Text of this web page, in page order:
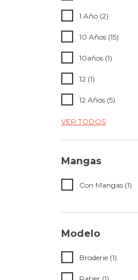
1 Año (2)
10 Años (15)
10años (1)
12 (1)
12 Años (5)
VER TODOS
Mangas
Con Mangas (1)
Modelo
Broderie (1)